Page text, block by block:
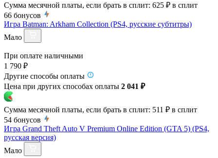
Сумма месячной платы, если брать в сплит: 625 ₽ в сплит
66 бонусов
Игра Batman: Arkham Collection (PS4, русские субтитры)
Мало
При оплате наличными
1 790 ₽
Другие способы оплаты
Цена при других способах оплаты 2 041 ₽
Сумма месячной платы, если брать в сплит: 511 ₽ в сплит
54 бонусов
Игра Grand Theft Auto V Premium Online Edition (GTA 5) (PS4,
русская версия)
Мало